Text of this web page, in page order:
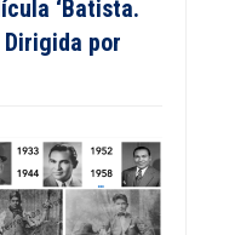
‘Batista.
Dirigida por